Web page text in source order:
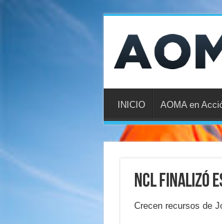
INICIO AOMA en
NCL finalizó
Crecen recursos de